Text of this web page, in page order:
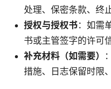
处理、保密条款、终
授权与授权书：如需
书或主管签字的许可信
补充材料（如需要）
措施、日志保留时限